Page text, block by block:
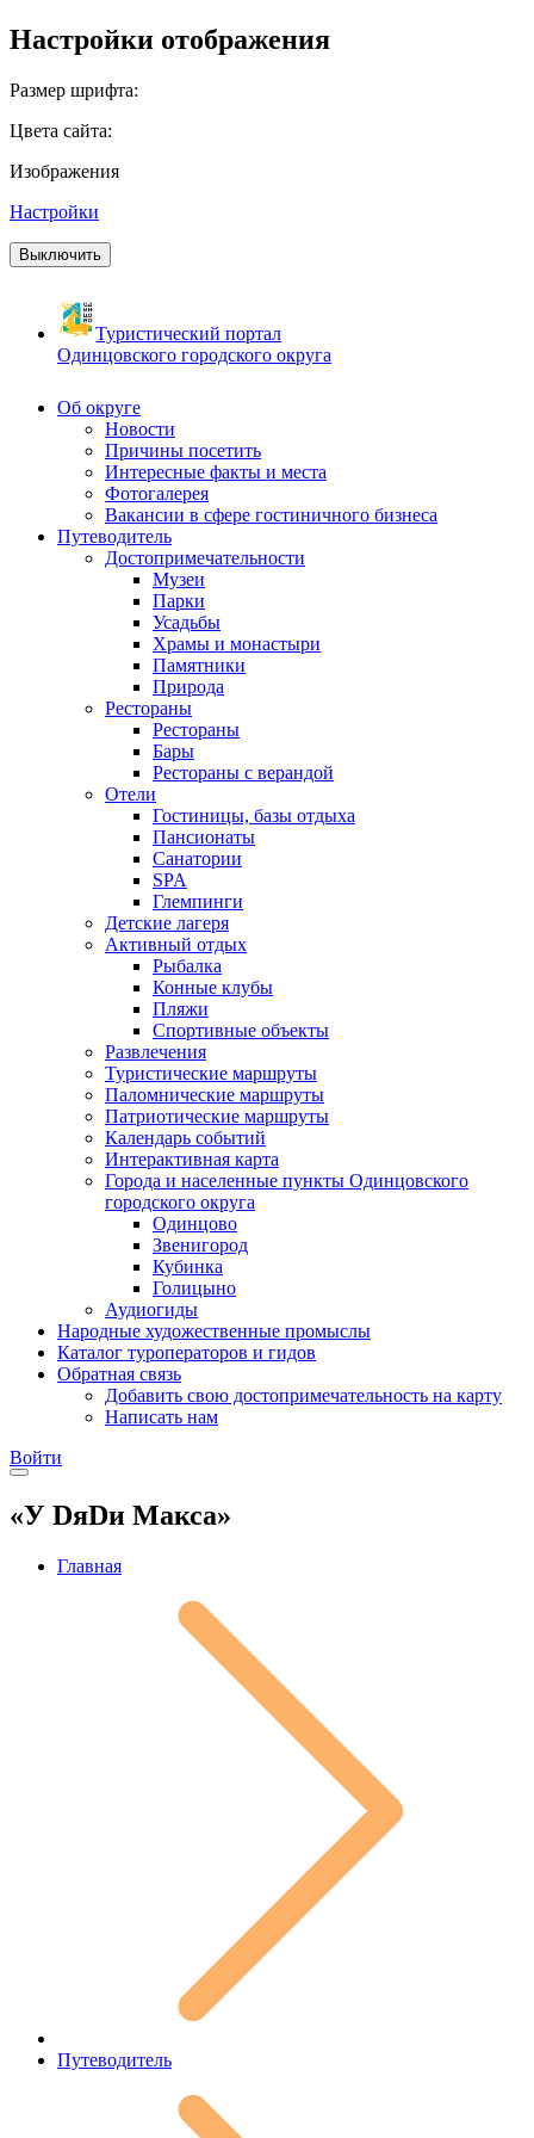
Настройки отображения
Размер шрифта:
Цвета сайта:
Изображения
Настройки
Выключить
Туристический портал
Одинцовского городского округа
Об округе
Новости
Причины посетить
Интересные факты и места
Фотогалерея
Вакансии в сфере гостиничного бизнеса
Путеводитель
Достопримечательности
Музеи
Парки
Усадьбы
Храмы и монастыри
Памятники
Природа
Рестораны
Рестораны
Бары
Рестораны с верандой
Отели
Гостиницы, базы отдыха
Пансионаты
Санатории
SPA
Глемпинги
Детские лагеря
Активный отдых
Рыбалка
Конные клубы
Пляжи
Спортивные объекты
Развлечения
Туристические маршруты
Паломнические маршруты
Патриотические маршруты
Календарь событий
Интерактивная карта
Города и населенные пункты Одинцовского
городского округа
Одинцово
Звенигород
Кубинка
Голицыно
Аудиогиды
Народные художественные промыслы
Каталог туроператоров и гидов
Обратная связь
Добавить свою достопримечательность на карту
Написать нам
Войти
«У DяDи Макса»
Главная
Путеводитель